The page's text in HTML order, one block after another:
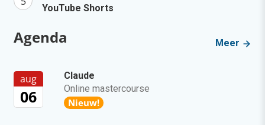
YouTube Shorts
Agenda Meer
aug
06
Claude
Online mastercourse
Nieuw!